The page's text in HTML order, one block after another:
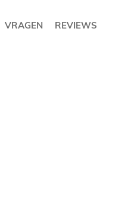
VRAGEN REVIEWS